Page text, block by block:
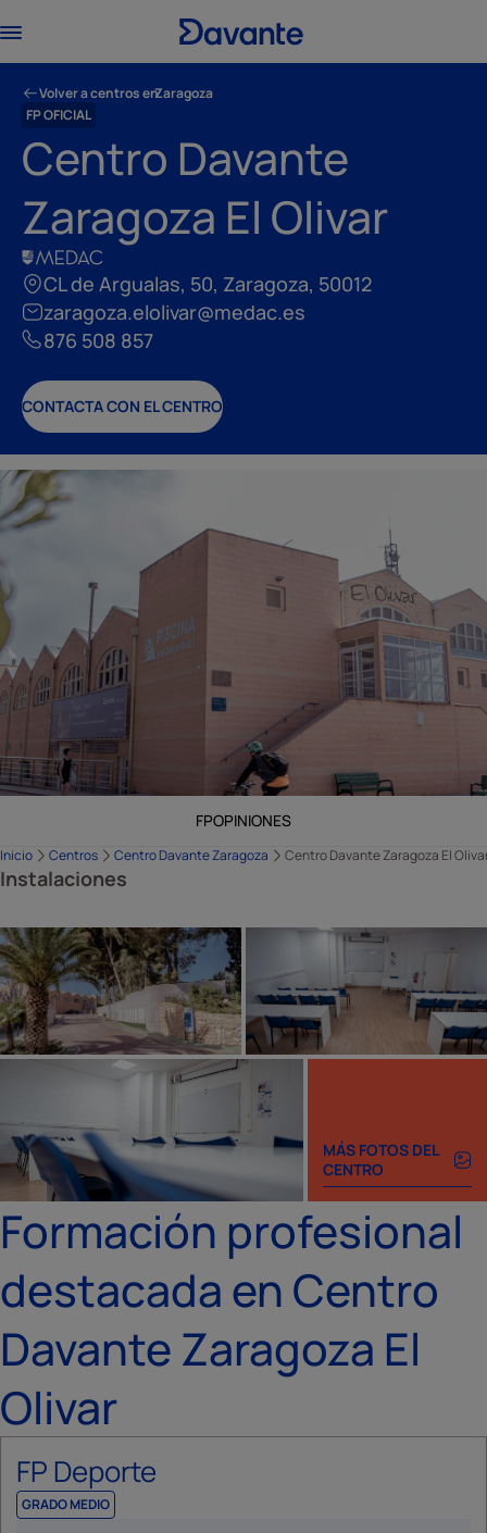
Volver a centros enZaragoza
FP OFICIAL
Centro Davante
Zaragoza El Olivar
CL de Argualas, 50, Zaragoza, 50012
zaragoza.elolivar@medac.es
876 508 857
CONTACTA CON EL CENTRO
FPOPINIONES
Inicio Centros Centro Davante Zaragoza Centro Davante Zaragoza El
Instalaciones
MÁS FOTOS DEL
CENTRO
Formación profesional
destacada en Centro
Davante Zaragoza El
Olivar
FP Deporte
GRADO MEDIO